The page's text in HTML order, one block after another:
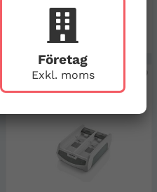
Företag
Exkl. moms
3 701,25 kr